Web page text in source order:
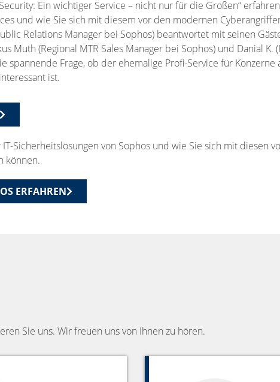
Ein wichtiger Service – nicht nur für die Großen“
und wie Sie sich mit diesem vor den modernen
Relations Manager bei Sophos) beantwortet mit seinen
Muth (Regional MTR Sales Manager bei Sophos) und Danial K.
spannende Frage, ob der ehemalige Profi-Service für Konzerne
ist.
Sicherheitslösungen von Sophos und wie Sie sich mit diesen
können.
ERFAHREN
Sie uns. Wir freuen uns von Ihnen zu hören.